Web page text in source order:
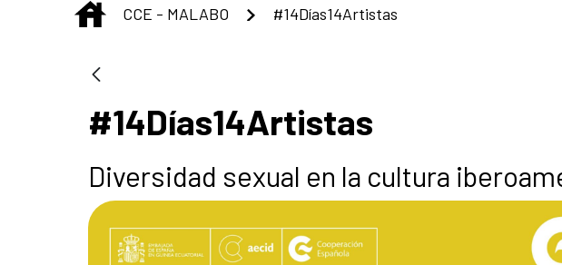
INICIO
CCE - MALABO #14Días14Artistas
#14Días14Artistas
Diversidad sexual en la cultura